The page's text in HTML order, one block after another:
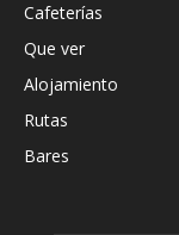
Cafeterías
Que ver
Alojamiento
Rutas
Bares